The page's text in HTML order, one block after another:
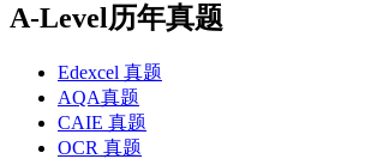
A-Level历年真题
Edexcel 真题
AQA真题
CAIE 真题
OCR 真题